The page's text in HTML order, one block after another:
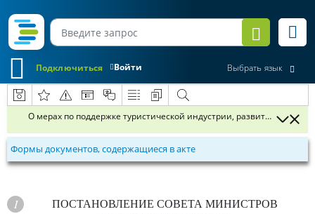
Войти
Подключиться Выбрать язык
О мерах по поддержке туристической индустрии, развитию
Формы документов, содержащиеся в акте
ПОСТАНОВЛЕНИЕ СОВЕТА МИНИСТРОВ